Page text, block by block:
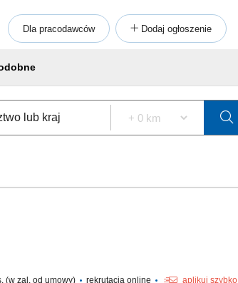
Dla pracodawców Dodaj ogłoszenie
(w zal. od umowy) rekrutacja online
aplikuj szybko